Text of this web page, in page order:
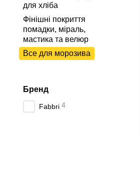
для хліба
Фінішні покриття
помадки, міраль,
мастика та велюр
Все для морозива
Бренд
Fabbri 4